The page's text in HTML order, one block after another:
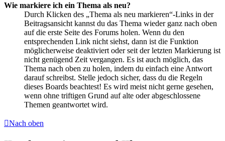
Wie markiere ich ein Thema als neu?
Durch Klicken des „Thema als neu markieren“-Links in der
Beitragsansicht kannst du das Thema wieder ganz nach oben
auf die erste Seite des Forums holen. Wenn du den
entsprechenden Link nicht siehst, dann ist die Funktion
möglicherweise deaktiviert oder seit der letzten Markierung ist
nicht genügend Zeit vergangen. Es ist auch möglich, das
Thema nach oben zu holen, indem du einfach eine Antwort
darauf schreibst. Stelle jedoch sicher, dass du die Regeln
dieses Boards beachtest! Es wird meist nicht gerne gesehen,
wenn ohne triftigen Grund auf alte oder abgeschlossene
Themen geantwortet wird.
Nach oben